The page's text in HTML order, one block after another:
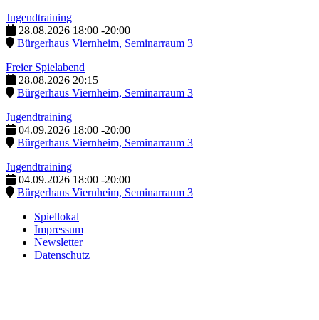
Jugendtraining
28.08.2026 18:00 -20:00
Bürgerhaus Viernheim, Seminarraum 3
Freier Spielabend
28.08.2026 20:15
Bürgerhaus Viernheim, Seminarraum 3
Jugendtraining
04.09.2026 18:00 -20:00
Bürgerhaus Viernheim, Seminarraum 3
Jugendtraining
04.09.2026 18:00 -20:00
Bürgerhaus Viernheim, Seminarraum 3
Spiellokal
Impressum
Newsletter
Datenschutz